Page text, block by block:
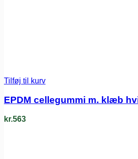
Tilføj til kurv
EPDM cellegummi m. klæb
kr.563